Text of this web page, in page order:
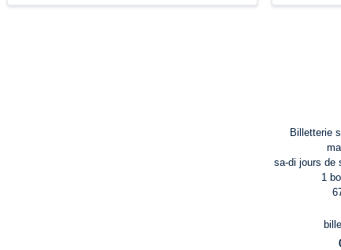
Billetterie
sa-di jours de
1